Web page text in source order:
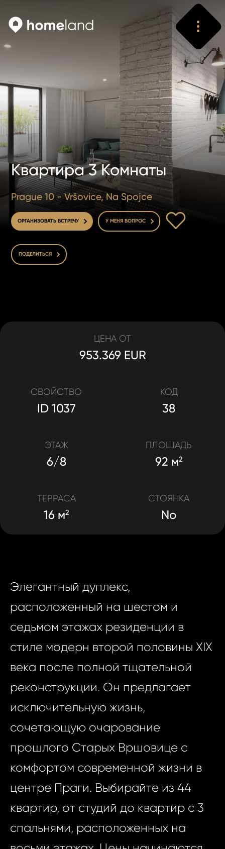
Квартира 3 Комнаты
Prague 10 - Vršovice, Na Spojce
ОРГАНИЗОВАТЬ ВСТРЕЧУ У МЕНЯ ВОПРОС
ПОДЕЛИТЬСЯ
СВОЙСТВО
ID 1037
КОД
38
ЭТАЖ
6/8
ПЛОЩАДЬ
92 м2
ТЕРРАСА
16 м2
СТОЯНКА
No
ЦЕНА ОТ
953.369 EUR
Элегантный дуплекс,
расположенный на шестом и
седьмом этажах резиденции в
стиле модерн второй половины XIX
века после полной тщательной
реконструкции. Он предлагает
исключительную жизнь,
сочетающую очарование
прошлого Старых Вршовице с
комфортом современной жизни в
центре Праги. Выбирайте из 44
квартир, от студий до квартир с 3
спальнями, расположенных на
Vyhledat